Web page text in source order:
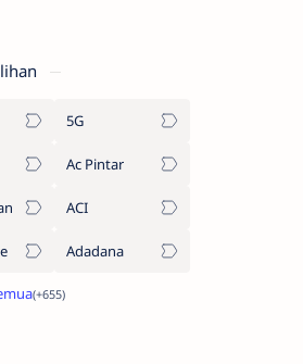
5G
Ac Pintar
ACI
Adadana